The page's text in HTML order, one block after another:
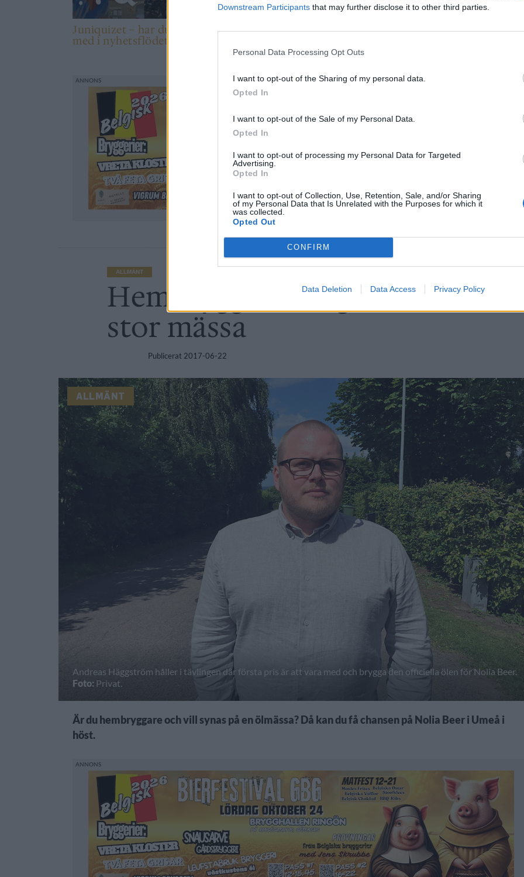
Downstream Participants that may further disclose it to other third parties.
Personal Data Processing Opt Outs
I want to opt-out of the Sharing of my personal data.
Opted In
I want to opt-out of the Sale of my Personal Data.
Opted In
I want to opt-out of processing my Personal Data for Targeted
Advertising.
Opted In
I want to opt-out of Collection, Use, Retention, Sale, and/or Sharing
of my Personal Data that Is Unrelated with the Purposes for which it
was collected.
Opted Out
CONFIRM
Data Deletion Data Access Privacy Policy
Juniquizet – har du hängt
med i nyhetsflödet?
Majquizet – har du hängt Marsquizet – har du hängt
ALLMÄNT
Hembryggare får göra öl till
stor mässa
Publicerat 2017-06-22
ALLMÄNT
Andreas Häggström håller i tävlingen där första pris är att vara med och brygga den officiella ölen för Nolia Beer.
Foto: Privat.
Är du hembryggare och vill synas på en ölmässa? Då kan du få chansen på Nolia Beer i Umeå i
höst.